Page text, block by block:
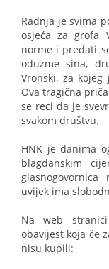
Radnja je svima
osjeća za grofa
norme i predati
oduzme sina,
Vronski, za
Ova tragična
se reci da je
svakom društvu.
HNK je danima
blagdanskim
uvijek ima
Na web
obavijest koja će
nisu kupili: